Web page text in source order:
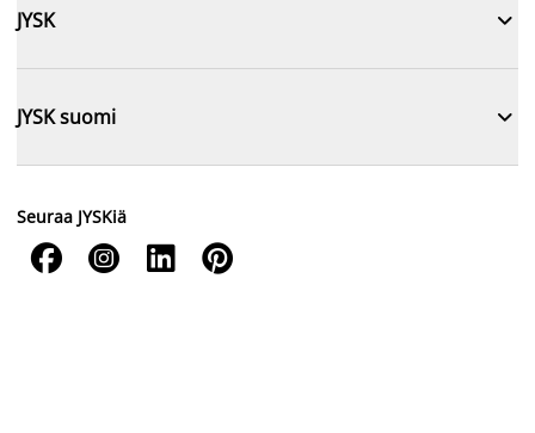
JYSK 
JYSK suomi 
Seuraa JYSKiä
   